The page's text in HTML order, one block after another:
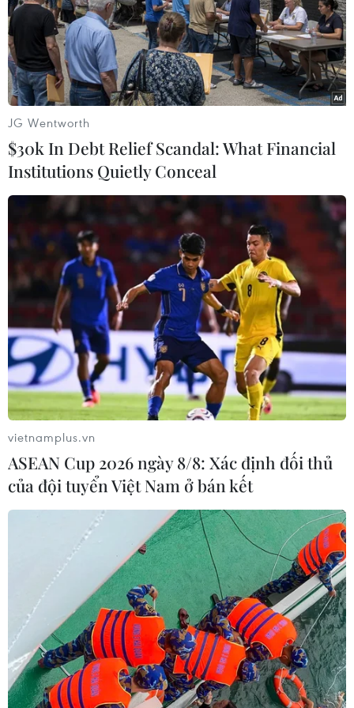
"Vụ cháy ở công ty Rạng Đông đã bị đẩy
lên ngoài tầm kiểm soát"
13/09/2019 10:46
Trong những ngày gần đây, trên mạng xã hội tràn lan
những tin tức, bình luận gây "nhiễu" về vụ cháy tại Công
ty Rạng Đông, gây tâm lý hoang mang trong xã hội.
JG Wentworth
$30k In Debt Relief Scandal: What Financial
Institutions Quietly Conceal
vietnamplus.vn
ASEAN Cup 2026 ngày 8/8: Xác định đối thủ
của đội tuyển Việt Nam ở bán kết